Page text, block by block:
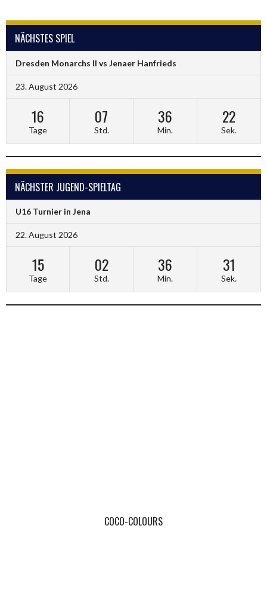
NÄCHSTES SPIEL
Dresden Monarchs II vs Jenaer Hanfrieds
23. August 2026
16
Tage
07
Std.
36
Min.
22
Sek.
NÄCHSTER JUGEND-SPIELTAG
U16 Turnier in Jena
22. August 2026
15
Tage
02
Std.
36
Min.
31
Sek.
COCO-COLOURS